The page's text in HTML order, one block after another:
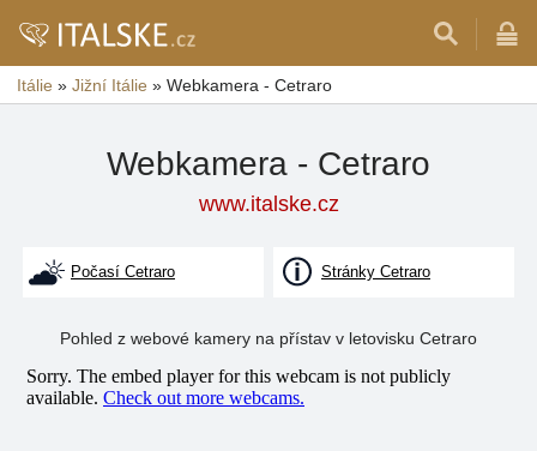
Itálie » Jižní Itálie » Webkamera - Cetraro
Webkamera - Cetraro
www.italske.cz
Počasí Cetraro Stránky Cetraro
Pohled z webové kamery na přístav v letovisku Cetraro